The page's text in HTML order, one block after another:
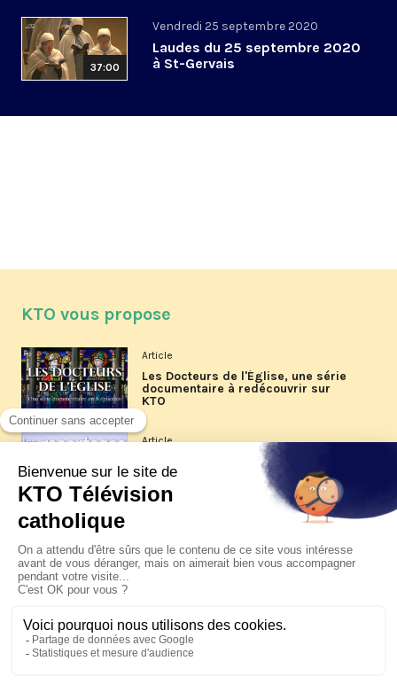
37:00
Vendredi 25 septembre 2020
Laudes du 25 septembre 2020
à St-Gervais
KTO vous propose
Article
Les Docteurs de l'Église, une série
documentaire à redécouvrir sur
KTO
Article
Les reportages d'été 2026 de KTO
La visite pastorale du pape Léon
XIV à Assise à suivre sur KTO le
jeudi 6 août
Le pape en Uruguay, Argentine et
Pérou du 6 au 17 novembre 2026